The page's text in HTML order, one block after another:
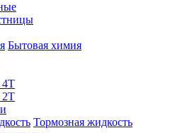
Бытовая химия
4Т
2Т
Тормозная жидкость